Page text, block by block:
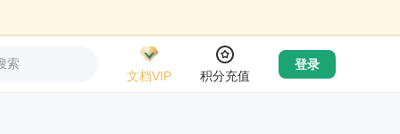
索
文档VIP
积分充值
登录